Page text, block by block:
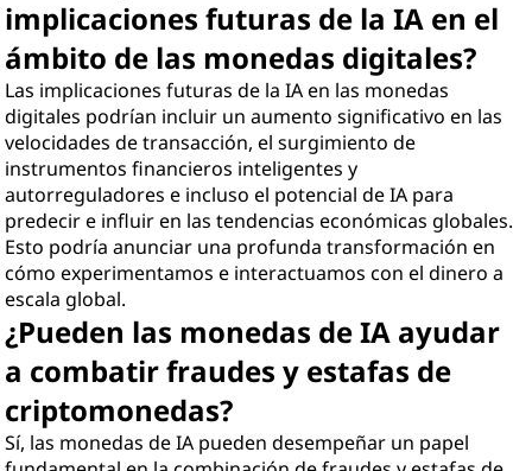
implicaciones futuras de la IA en el
ámbito de las monedas digitales?
Las implicaciones futuras de la IA en las monedas
digitales podrían incluir un aumento significativo en las
velocidades de transacción, el surgimiento de
instrumentos financieros inteligentes y
autorreguladores e incluso el potencial de IA para
predecir e influir en las tendencias económicas globales.
Esto podría anunciar una profunda transformación en
cómo experimentamos e interactuamos con el dinero a
escala global.
¿Pueden las monedas de IA ayudar
a combatir fraudes y estafas de
criptomonedas?
Sí, las monedas de IA pueden desempeñar un papel